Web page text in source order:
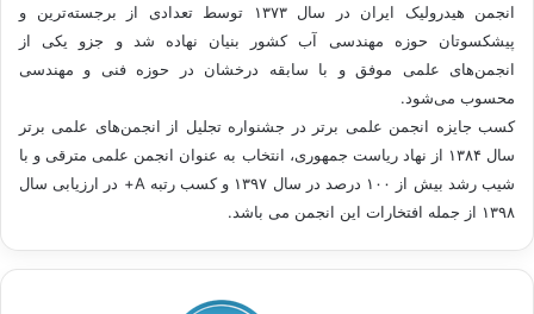
انجمن هیدرولیک ایران در سال ۱۳۷۳ توسط تعدادی از برجسته‌ترین و
پیشکسوتان حوزه مهندسی آب کشور بنیان نهاده شد و جزو یکی از
انجمن‌های علمی موفق و با سابقه درخشان در حوزه فنی و مهندسی
محسوب می‌شود.
کسب جایزه انجمن علمی برتر در جشنواره تجلیل از انجمن‌های علمی برتر
سال ۱۳۸۴ از نهاد ریاست جمهوری، انتخاب به عنوان انجمن علمی مترقی و با
شيب رشد بيش از ۱۰۰ درصد در سال ۱۳۹۷ و کسب رتبه A+ در ارزیابی سال
۱۳۹۸ از جمله افتخارات این انجمن می باشد.